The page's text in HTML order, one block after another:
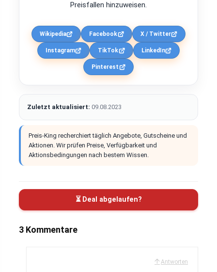
Preisfallen hinzuweisen.
Wikipedia Facebook X / Twitter
Instagram TikTok LinkedIn
Pinterest
Zuletzt aktualisiert: 09.08.2023
Preis-King recherchiert täglich Angebote, Gutscheine und
Aktionen. Wir prüfen Preise, Verfügbarkeit und
Aktionsbedingungen nach bestem Wissen.
⏳ Deal abgelaufen?
3 Kommentare
Antworten